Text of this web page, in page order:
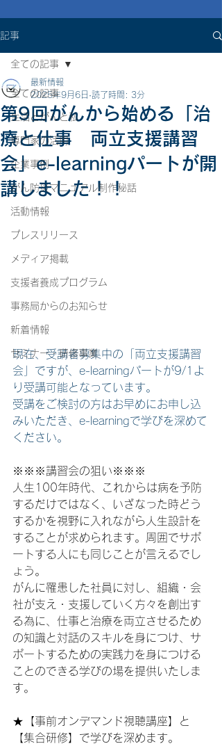
記事
全ての記事
生活とがんと私
専門家の活用
企業事例
がん防災マニュアル制作秘話
活動情報
プレスリリース
メディア掲載
支援者養成プログラム
事務局からのお知らせ
新着情報
セミナー・研修事業
全ての記事
第9回がんから始める「治
療と仕事 両立支援講習
会」e-learningパートが開
講しました！！
最新情報
2025年9月6日 読了時間: 3分
現在、受講者募集中の「両立支援講習
会」ですが、e-learningパートが9/1よ
り受講可能となっています。
受講をご検討の方はお早めにお申し込
みいただき、e-learningで学びを深めて
ください。
※※※講習会の狙い※※※
人生100年時代、これからは病を予防
するだけではなく、いざなった時どう
するかを視野に入れながら人生設計を
することが求められます。周囲でサポ
ートする人にも同じことが言えるでし
ょう。
がんに罹患した社員に対し、組織・会
社が支え・支援していく方々を創出す
る為に、仕事と治療を両立させるため
の知識と対話のスキルを身につけ、サ
ポートするための実践力を身につける
ことのできる学びの場を提供いたしま
す。
★【事前オンデマンド視聴講座】と
【集合研修】で学びを深めます。